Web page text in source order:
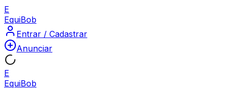
E
EquiBob
Entrar / Cadastrar
Anunciar
E
EquiBob